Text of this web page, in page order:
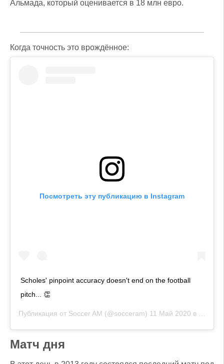
Альмада, который оценивается в 18 млн евро.
Когда точность это врождённое:
Посмотреть эту публикацию в Instagram
Scholes' pinpoint accuracy doesn't end on the football
pitch... 👏
Публикация от Soccer AM (@socceram) 11 Май 2020 в 3:51 PDT
Матч дня